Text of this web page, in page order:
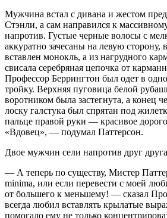
Мужчина встал с дивана и жестом
Стэнли, а сам направился к
напротив. Густые черные волосы с
аккуратно зачесаны на левую сторону,
вставлен монокль, а из нагрудного
свисала серебряная цепочка от
Профессор Беррингтон был одет в
тройку. Верхняя пуговица белой
воротником была застегнута, а конец
лоску галстука был спрятан под
пальце правой руки — красивое
«Вдовец», — подумал Паттерсон.
Двое мужчин сели напротив друг
— А теперь по существу, Мистер
minima, или если перевести с моей
от большего к меньшему! — сказал
всегда любил вставлять крылатые
помогало ему не только